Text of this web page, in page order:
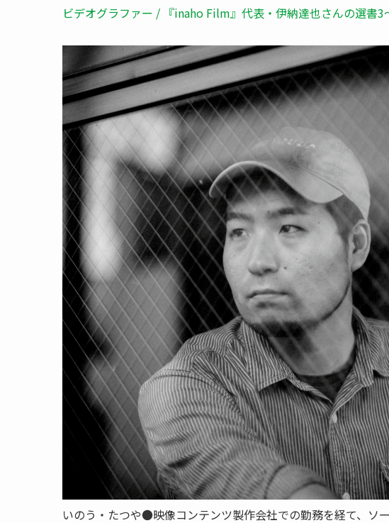
ビデオグラファー / 『inaho Film』代表・伊納達也さんの選書3
いのう・たつや●映像コンテンツ製作会社での勤務を経て、ソ